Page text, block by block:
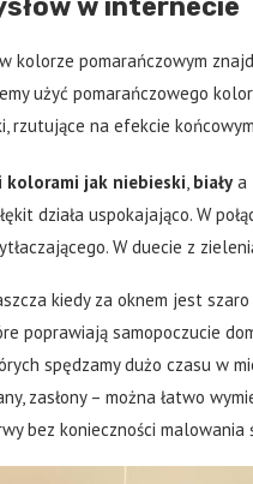
kolorze pomarańczowym
użyć pomarańczowego
rzutujące na efekcie
jak niebieski białya
działa uspokajająco. W
W duecie z
kiedy za oknem jest
poprawiają samopoczucie
spędzamy dużo czasu w
zasłony – można łatwo
bez konieczności malowania